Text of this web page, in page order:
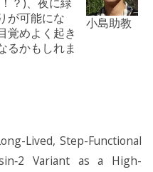
が可能にな
覚めよく起き
るかもしれま
小島助教
Lived, Step-Functional
Variant as a High-